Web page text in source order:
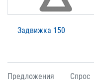
Задвижка 150
Предложения Спрос